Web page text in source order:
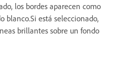
los bordes aparecen como
blanco.Si está seleccionado,
brillantes sobre un fondo